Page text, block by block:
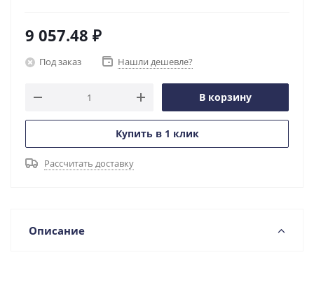
9 057.48 ₽
Под заказ Нашли дешевле?
В корзину
Купить в 1 клик
Рассчитать доставку
Описание